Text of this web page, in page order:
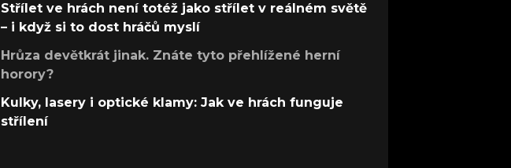
Střílet ve hrách není totéž jako střílet v reálném světě
– i když si to dost hráčů myslí
Hrůza devětkrát jinak. Znáte tyto přehlížené herní
horory?
Kulky, lasery i optické klamy: Jak ve hrách funguje
střílení